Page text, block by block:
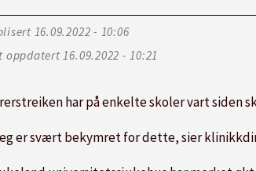
16.09.2022 - 10:06
oppdatert
16.09.2022 - 10:21
har på enkelteskoler vart siden
er svært bekymret for dette, sier